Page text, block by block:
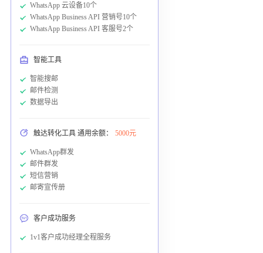
WhatsApp 云设备10个
WhatsApp Business API 营销号10个
WhatsApp Business API 客服号2个
智能工具
智能搜邮
邮件检测
数据导出
触达转化工具 通用余额： 5000元
WhatsApp群发
邮件群发
短信营销
邮寄宣传册
客户成功服务
1v1客户成功经理全程服务